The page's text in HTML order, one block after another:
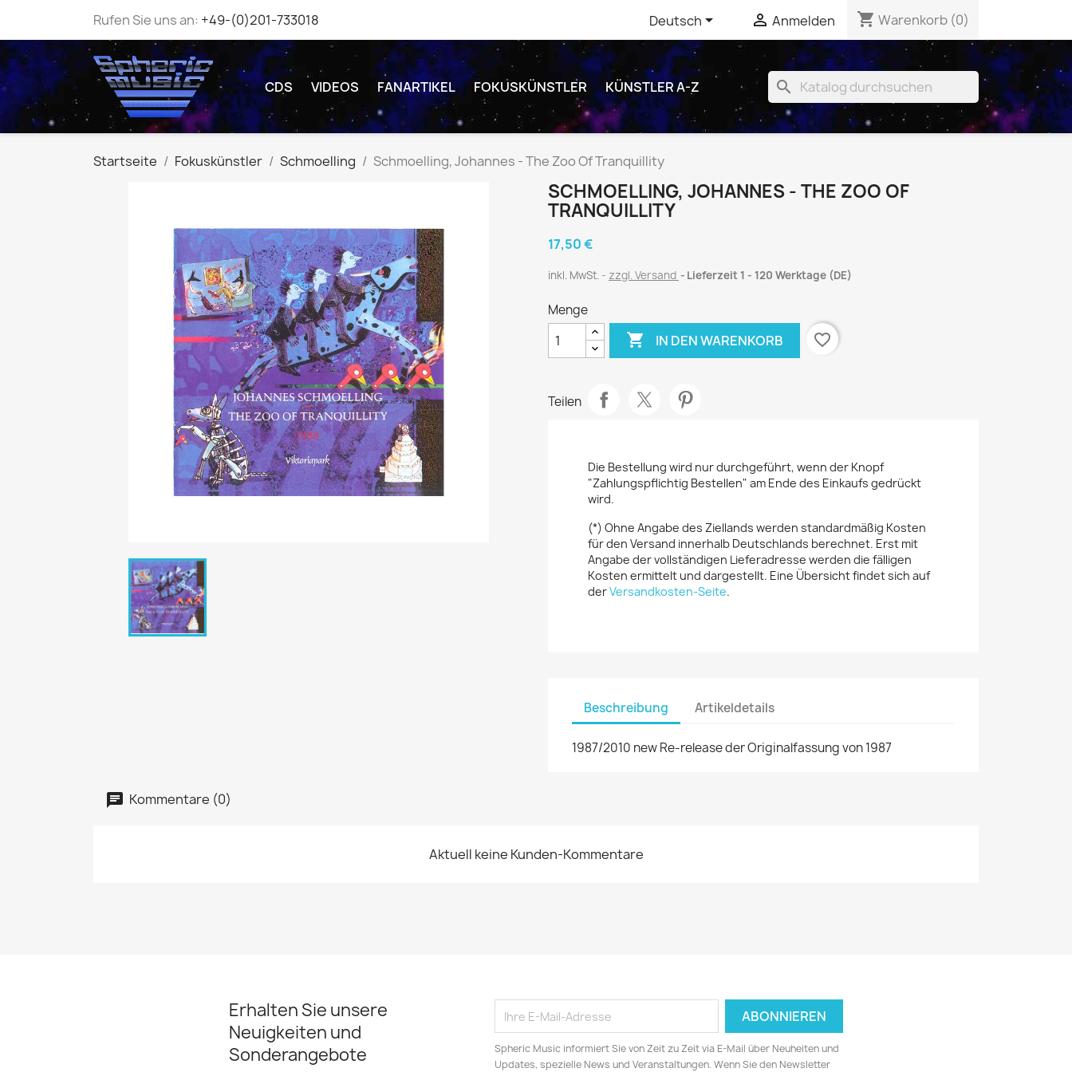
Rufen Sie uns an: +49-(0)201-733018 Deutsch  Anmelden shopping_cart Warenkorb (0)
CDS VIDEOS FANARTIKEL FOKUSKÜNSTLER KÜNSTLER A-Z search
Startseite Fokuskünstler Schmoelling Schmoelling, Johannes - The Zoo Of Tranquillity
SCHMOELLING, JOHANNES - THE ZOO OF
TRANQUILLITY
17,50 €
inkl. MwSt. zzgl. Versand Lieferzeit 1 - 120 Werktage (DE)
Menge
 IN DEN WARENKORB favorite_border
Teilen
Die Bestellung wird nur durchgeführt, wenn der Knopf
"Zahlungspflichtig Bestellen" am Ende des Einkaufs gedrückt
wird.
(*) Ohne Angabe des Ziellands werden standardmäßig Kosten
für den Versand innerhalb Deutschlands berechnet. Erst mit
Angabe der vollständigen Lieferadresse werden die fälligen
Kosten ermittelt und dargestellt. Eine Übersicht findet sich auf
derVersandkosten-Seite.
Beschreibung Artikeldetails
1987/2010 new Re-release der Originalfassung von 1987
Kommentare (0)
Aktuell keine Kunden-Kommentare
Erhalten Sie unsere
Neuigkeiten und
Sonderangebote
Spheric Music informiert Sie von Zeit zu Zeit via E-Mail über Neuheiten und
Updates, spezielle News und Veranstaltungen. Wenn Sie den Newsletter